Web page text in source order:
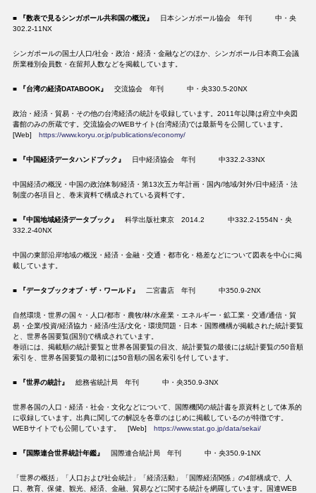
■ 『数表で見るシンガポール共和国の概況』
日本シンガポール協会 年刊 中・央
302.2-11NX
シンガポールの国土/人口/社会・政治・経済・金融などのほか、シンガポール日本商工会議
所業種別会員数・在留邦人数などを掲載しています。
■ 『台湾の経済DATABOOK』 交流協会 年刊 中・央330.5-20NX
政治・経済・貿易・その他の台湾経済の統計を収録しています。2011年以降は府立中央図
書館のみの所蔵です。交流協会のWEBサイト(台湾経済)では最新号を公開しています。
[Web] https://www.koryu.or.jp/publications/economy/
■ 『中国経済データハンドブック』 日中経済協会 年刊 中332.2-33NX
中国経済の概況・中国の政治体制/経済・第13次五カ年計画・国内/地域/対外/日中経済・法
制度の各項目と、巻末資料で構成されている資料です。
■ 『中国地域経済データブック』
科学出版社東京 2014.2 中332.2-1554N・央
332.2-40NX
中国の東部沿岸地域の概況・経済・金融・交通・都市化・格差などについて図表を中心に掲
載しています。
■ 『データブックオブ・ザ・ワールド』 二宮書店 年刊 中350.9-2NX
自然環境・世界の国々・人口/都市・農牧/林/水産業・エネルギー・鉱工業・交通/通信・貿
易・企業/投資/経済協力・経済/生活/文化・環境問題・日本・国際機構が掲載された統計要覧
と、世界各国要覧(国別)で構成されています。
巻頭には、掲載順の統計要覧と世界各国要覧の目次、統計要覧の最後には統計要覧の50音順
索引を、世界各国要覧の最初には50音順の国名索引を付しています。
■ 『世界の統計』 総務省統計局 年刊 中・央350.9-3NX
世界各国の人口・経済・社会・文化などについて、国際機関の統計書を原資料として体系的
に収録しています。出典に関しての解説を各章のはじめに掲載しているのが特徴です。
WEBサイトでも公開しています。 [Web] https://www.stat.go.jp/data/sekai/
■ 『国際連合世界統計年鑑』 国際連合統計局 年刊 中・央350.9-1NX
「世界の概括」「人口および社会統計」「経済活動」「国際経済関係」の4部構成で、人
口、教育、保健、観光、経済、金融、貿易などに関する統計を網羅しています。国連WEB